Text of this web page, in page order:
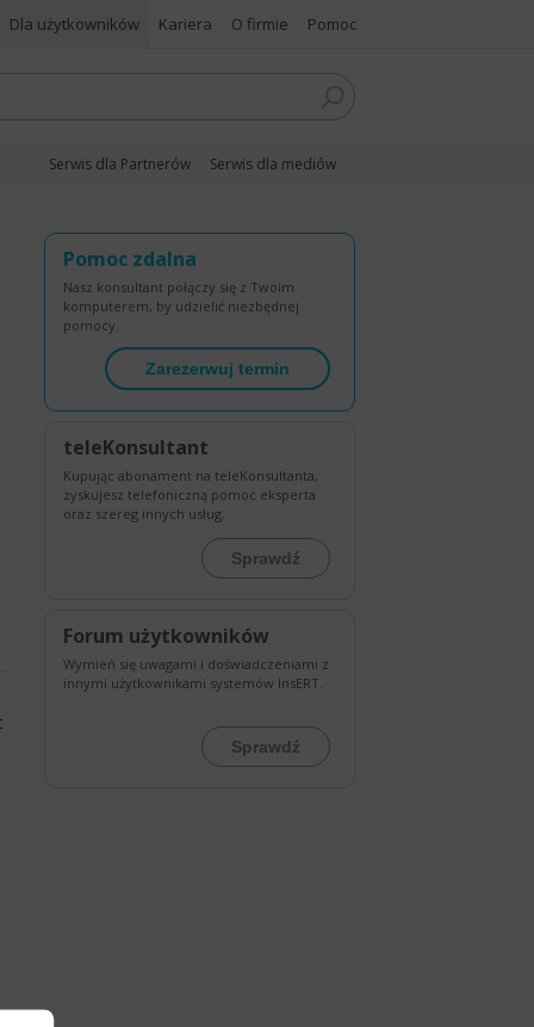
Dla użytkowników Kariera O firmie Pomoc
Serwis dla Partnerów Serwis dla mediów
Pomoc zdalna
Nasz konsultant połączy się z Twoim
komputerem, by udzielić niezbędnej
pomocy.
Zarezerwuj termin
teleKonsultant
Kupując abonament na teleKonsultanta,
zyskujesz telefoniczną pomoc eksperta
oraz szereg innych usług.
Sprawdź
Forum użytkowników
Wymień się uwagami i doświadczeniami z
innymi użytkownikami systemów InsERT.
Sprawdź